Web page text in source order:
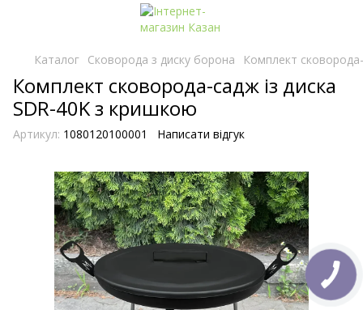
Каталог Сковорода з диску борона Комплект
Комплект сковорода-садж із диска
SDR-40K з кришкою
Артикул: 1080120100001 Написати відгук